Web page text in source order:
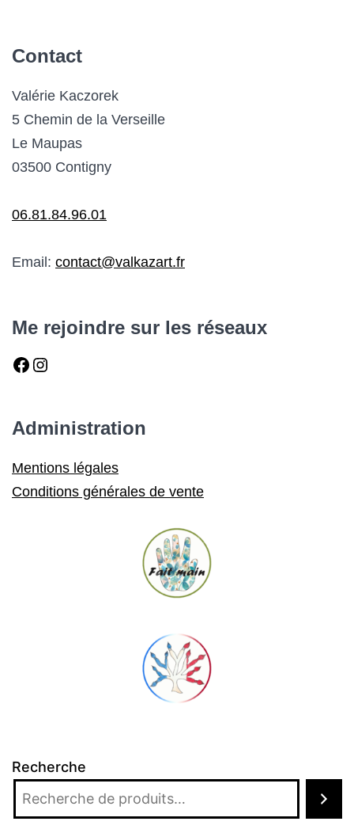
Contact
Valérie Kaczorek
5 Chemin de la Verseille
Le Maupas
03500 Contigny
06.81.84.96.01
Email: contact@valkazart.fr
Me rejoindre sur les réseaux
Facebook
Instagram
Administration
Mentions légales
Conditions générales de vente
Recherche